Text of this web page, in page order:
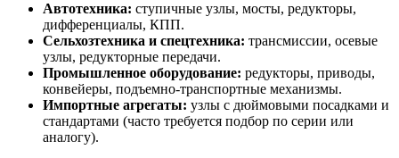
Автотехника: ступичные узлы, мосты, редукторы,
дифференциалы, КПП.
Сельхозтехника и спецтехника: трансмиссии, осевые
узлы, редукторные передачи.
Промышленное оборудование: редукторы, приводы,
конвейеры, подъемно-транспортные механизмы.
Импортные агрегаты: узлы с дюймовыми посадками и
стандартами (часто требуется подбор по серии или
аналогу).